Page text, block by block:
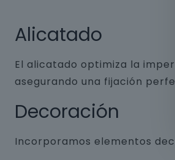
Alicatado
El alicatado optimiza la
asegurando una fijación
Decoración
Incorporamos elementos